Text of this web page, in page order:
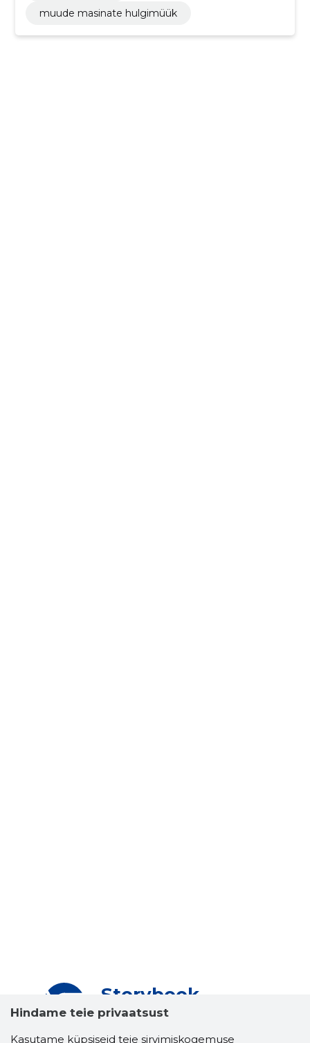
muude masinate hulgimüük
Storybook
Chrome laiendus
Hindame teie privaatsust
Kasutame küpsiseid teie sirvimiskogemuse